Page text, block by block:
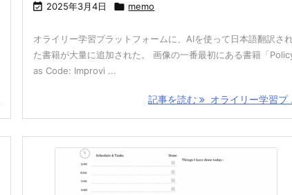
 2025年3月4日  memo
オライリー学習プラットフォームに、AIを使って日本語翻訳さ
た書籍が大量に追加された。 画像の一番最初にある書籍「
as Code: Improvi ...
記事を読む オライリー学習プ